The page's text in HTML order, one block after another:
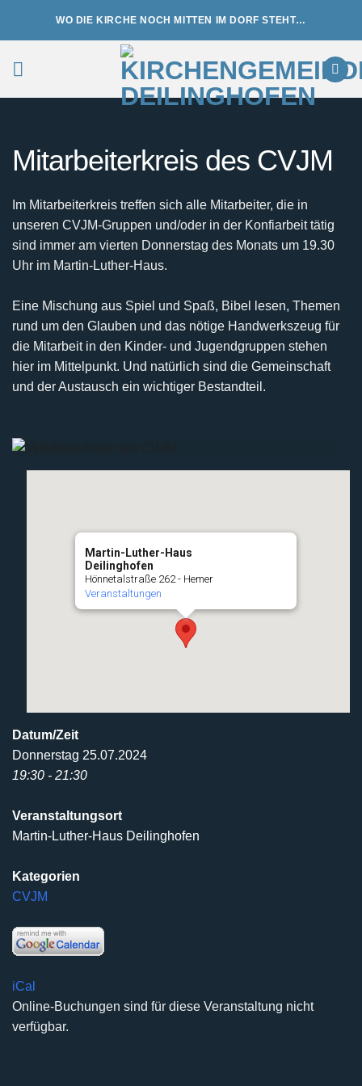
WO DIE KIRCHE NOCH MITTEN IM DORF STEHT…
Mitarbeiterkreis des CVJM
Im Mitarbeiterkreis treffen sich alle Mitarbeiter, die in
unseren CVJM-Gruppen und/oder in der Konfiarbeit tätig
sind immer am vierten Donnerstag des Monats um 19.30
Uhr im Martin-Luther-Haus.
Eine Mischung aus Spiel und Spaß, Bibel lesen, Themen
rund um den Glauben und das nötige Handwerkszeug für
die Mitarbeit in den Kinder- und Jugendgruppen stehen
hier im Mittelpunkt. Und natürlich sind die Gemeinschaft
und der Austausch ein wichtiger Bestandteil.
Martin-Luther-Haus
Deilinghofen
Hönnetalstraße 262 - Hemer
Veranstaltungen
Datum/Zeit
Donnerstag 25.07.2024
19:30 - 21:30
Veranstaltungsort
Martin-Luther-Haus Deilinghofen
Kategorien
CVJM
iCal
Online-Buchungen sind für diese Veranstaltung nicht
verfügbar.